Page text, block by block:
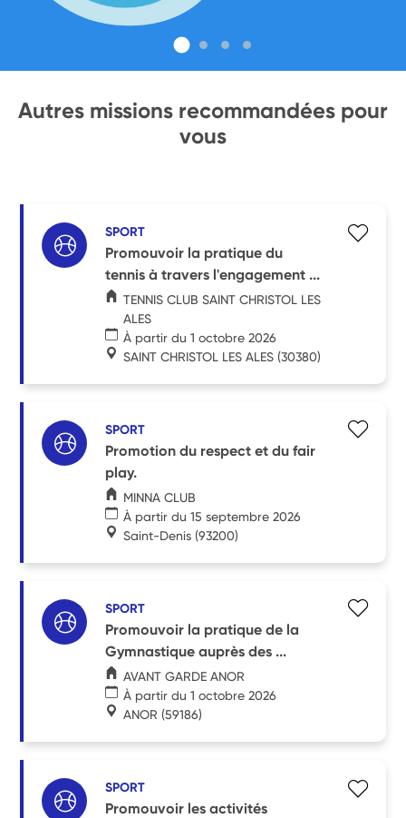
Autres missions recommandées pour
vous
SPORT
Promouvoir la pratique du
tennis à travers l'engagement ...
TENNIS CLUB SAINT CHRISTOL LES
ALES
À partir du 1 octobre 2026
SAINT CHRISTOL LES ALES (30380)
SPORT
Promotion du respect et du fair
play.
MINNA CLUB
À partir du 15 septembre 2026
Saint-Denis (93200)
SPORT
Promouvoir la pratique de la
Gymnastique auprès des ...
AVANT GARDE ANOR
À partir du 1 octobre 2026
ANOR (59186)
SPORT
Promouvoir les activités